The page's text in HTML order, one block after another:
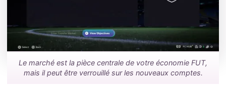
Le marché est la pièce centrale de votre économie FUT,
mais il peut être verrouillé sur les nouveaux comptes.